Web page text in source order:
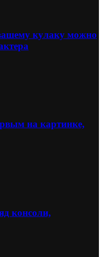
кулаку можно
на картинке,
консоли,